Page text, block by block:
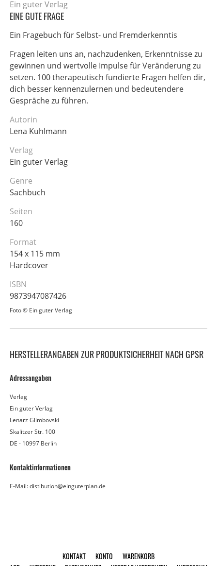
Ein guter Verlag
EINE GUTE FRAGE
Ein Fragebuch für Selbst- und Fremderkenntis
Fragen leiten uns an, nachzudenken, Erkenntnisse zu
gewinnen und wertvolle Impulse für Veränderung zu
setzen. 100 therapeutisch fundierte Fragen helfen dir,
dich besser kennenzulernen und bedeutendere
Gespräche zu führen.
Autorin
Lena Kuhlmann
Verlag
Ein guter Verlag
Genre
Sachbuch
Seiten
160
Format
154 x 115 mm
Hardcover
ISBN
9873947087426
Foto © Ein guter Verlag
HERSTELLERANGABEN ZUR PRODUKTSICHERHEIT NACH GPSR
Adressangaben
Verlag
Ein guter Verlag
Lenarz Glimbovski
Skalitzer Str. 100
DE - 10997 Berlin
Kontaktinformationen
E-Mail: distibution@einguterplan.de
KONTAKT KONTO
WARENKORB